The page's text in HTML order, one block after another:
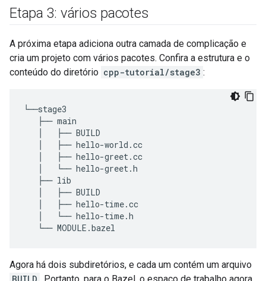
Etapa 3: vários pacotes
A próxima etapa adiciona outra camada de complicação e
cria um projeto com vários pacotes. Confira a estrutura e o
conteúdo do diretório cpp-tutorial/stage3 :
└──stage3
   ├── main
   │   ├── BUILD
   │   ├── hello-world.cc
   │   ├── hello-greet.cc
   │   └── hello-greet.h
   ├── lib
   │   ├── BUILD
   │   ├── hello-time.cc
   │   └── hello-time.h
Agora há dois subdiretórios, e cada um contém um arquivo